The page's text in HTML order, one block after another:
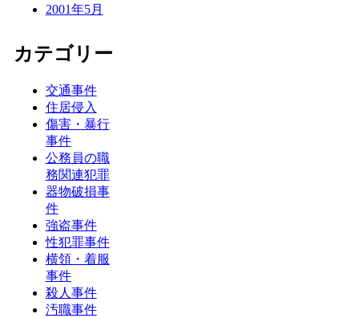
2001年5月
カテゴリー
交通事件
住居侵入
傷害・暴行
事件
公務員の職
務関連犯罪
器物破損事
件
強盗事件
性犯罪事件
横領・着服
事件
殺人事件
汚職事件